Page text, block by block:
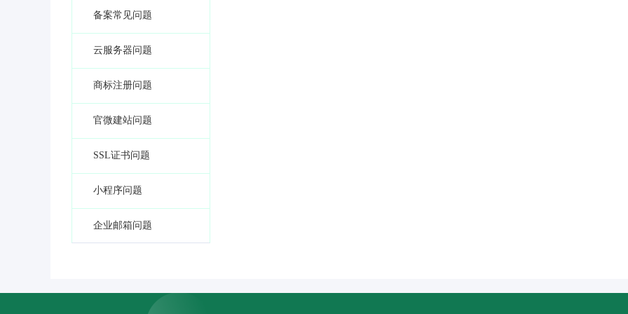
备案常见问题
云服务器问题
商标注册问题
官微建站问题
SSL证书问题
小程序问题
企业邮箱问题